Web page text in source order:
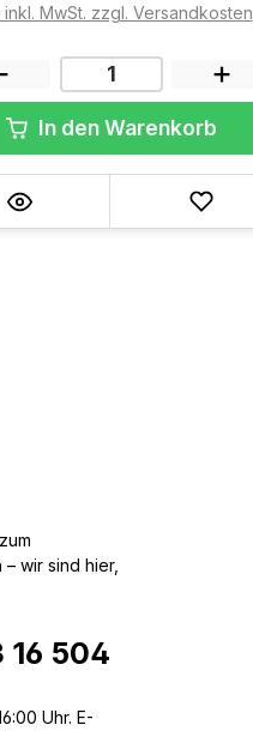
MwSt. zzgl. Versandkosten
In den Warenkorb
wir sind hier,
16 504
Uhr. E-